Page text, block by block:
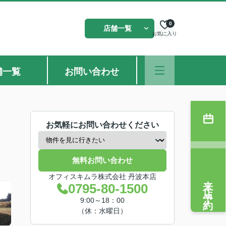
店舗一覧
お気に入り
0
一覧 お問い合わせ
お気軽にお問い合わせください
無料お問い合わせ
オフィスキムラ株式会社 丹波本店
0795-80-1500
9:00～18：00
（休：水曜日）
来店予約